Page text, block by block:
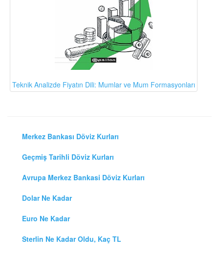
Teknik Analizde Fiyatın Dili: Mumlar ve Mum Formasyonları
Merkez Bankası Döviz Kurları
Geçmiş Tarihli Döviz Kurları
Avrupa Merkez Bankasi Döviz Kurları
Dolar Ne Kadar
Euro Ne Kadar
Sterlin Ne Kadar Oldu, Kaç TL